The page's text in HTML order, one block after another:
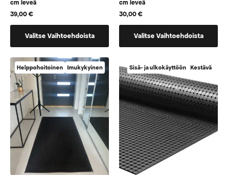
cm leveä
39,00€
Valitse Vaihtoehdoista
vaihtoehtoja,
jotka
voidaan
valita
tuotteen
sivulla
cm leveä
30,00€
Valitse Vaihtoehdoista
vaihtoehtoja,
jotka
voidaan
valita
tuotteen
sivulla
Helppohoitoinen Imukykyinen Sisä- ja ulkokäyttöön Kestävä